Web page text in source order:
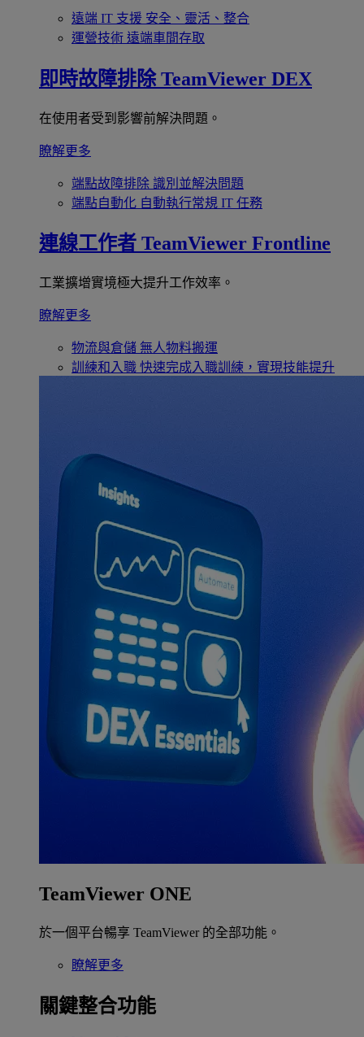
遠端 IT 支援 安全、靈活、整合
運營技術 遠端車間存取
即時故障排除 TeamViewer DEX
在使用者受到影響前解決問題。
瞭解更多
端點故障排除 識別並解決問題
端點自動化 自動執行常規 IT 任務
連線工作者 TeamViewer Frontline
工業擴增實境極大提升工作效率。
瞭解更多
物流與倉儲 無人物料搬運
訓練和入職 快速完成入職訓練，實現技能提升
TeamViewer ONE
於一個平台暢享 TeamViewer 的全部功能。
瞭解更多
關鍵整合功能